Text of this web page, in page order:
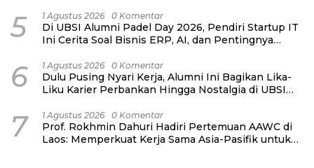
5 1 Agustus 2026 0 Komentar
Di UBSI Alumni Padel Day 2026, Pendiri Startup IT
Ini Cerita Soal Bisnis ERP, AI, dan Pentingnya
6 1 Agustus 2026 0 Komentar
Dulu Pusing Nyari Kerja, Alumni Ini Bagikan Lika-
Liku Karier Perbankan Hingga Nostalgia di UBSI
7 1 Agustus 2026 0 Komentar
Prof. Rokhmin Dahuri Hadiri Pertemuan AAWC di
Laos: Memperkuat Kerja Sama Asia-Pasifik untuk